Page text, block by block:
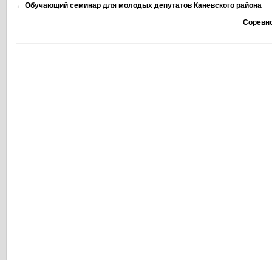
← Обучающий семинар для молодых депутатов Каневского района